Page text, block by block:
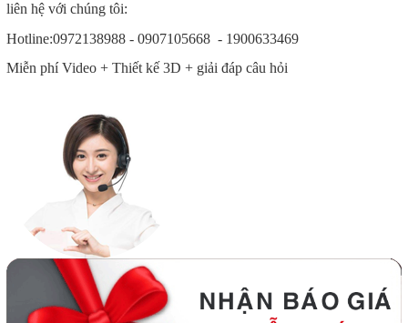
liên hệ với chúng tôi:
Hotline:0972138988 - 0907105668 - 1900633469
Miễn phí Video + Thiết kế 3D + giải đáp câu hỏi